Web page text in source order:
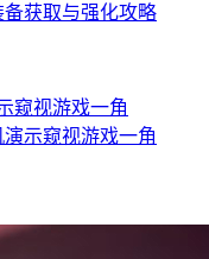
获取与强化攻略
示窥视游戏一角